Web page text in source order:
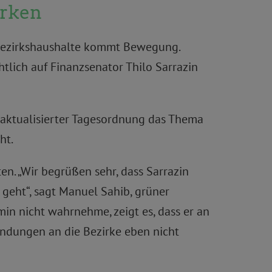
kommt Bewegung.
auf Finanzsenator Thilo Sarrazin
Tagesordnung das Thema
„Wir begrüßen sehr, dass Sarrazin
sagt Manuel Sahib, grüner
nicht wahrnehme, zeigt es, dass er an
an die Bezirke eben nicht